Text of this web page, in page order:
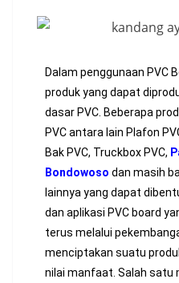
Dalam penggunaan PVC
produk yang dapat
dasar PVC. Beberapa
PVC antara lain Plafon
Bak PVC, Truckbox PVC,
Bondowoso dan masih
lainnya yang dapat
dan aplikasi PVC board
terus melalui
menciptakan suatu
nilai manfaat. Salah satu